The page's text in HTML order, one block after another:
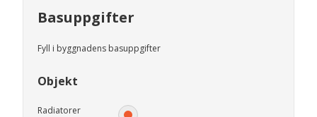
Basuppgifter
Fyll i byggnadens basuppgifter
Objekt
Radiatorer